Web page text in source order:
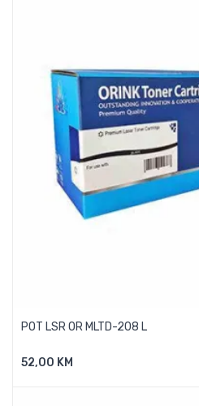
POT LSR OR MLTD-208 L
52,00 KMDodaj U Košaricu